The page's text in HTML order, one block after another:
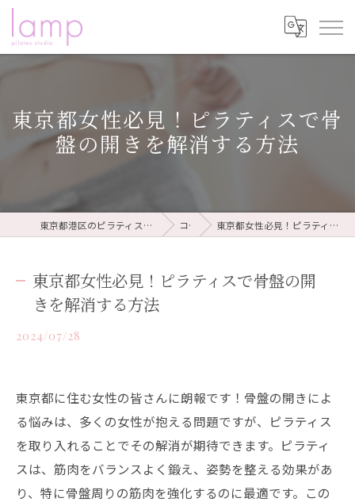
東京都女性必見！ピラティスで骨
盤の開きを解消する方法
東京都港区のピラティスならピラティススタジオ lamp コラム 東京都女性必見！ピラティスで骨盤の開きを解消する方法
東京都女性必見！ピラティスで骨盤の開
きを解消する方法
2024/07/28
東京都に住む女性の皆さんに朗報です！骨盤の開きによ
る悩みは、多くの女性が抱える問題ですが、ピラティス
を取り入れることでその解消が期待できます。ピラティ
スは、筋肉をバランスよく鍛え、姿勢を整える効果があ
り、特に骨盤周りの筋肉を強化するのに最適です。この